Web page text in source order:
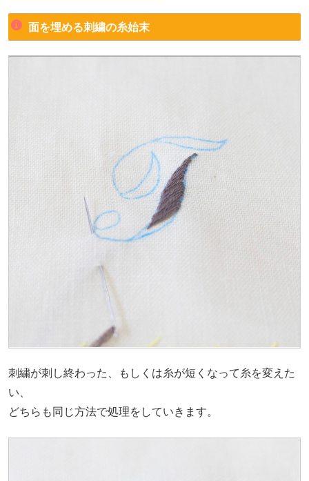
面を埋める刺繍の糸始末
刺繍が刺し終わった、もしくは糸が短くなって糸を変えた
い、
どちらも同じ方法で処理をしていきます。